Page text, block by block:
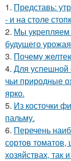
1. Представь:
- и на столе
2. Мы укрепляем
будущего
3. Почему
4. Для успешной
чьи природные
ярко.
5. Из косточки
пальму.
6. Перечень
сортов томатов,
хозяйствах,